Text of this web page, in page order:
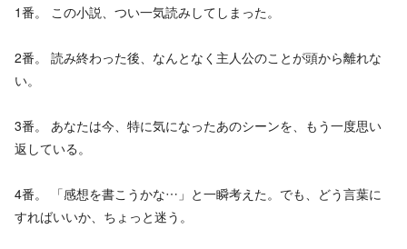
1番。​ この小説、つい一気読みしてしまった。
2番。​ 読み終わった後、なんとなく主人公のことが頭から離れな
い。
3番。​ あなたは今、特に気になったあのシーンを、もう一度思い
返している。
4番。​ 「感想を書こうかな…」と一瞬考えた。でも、どう言葉に
すればいいか、ちょっと迷う。